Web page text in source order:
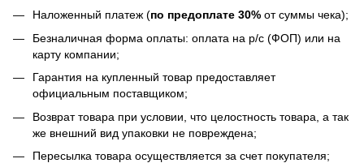
Наложенный платеж (по предоплате 30% от суммы чека);
Безналичная форма оплаты: оплата на р/с (ФОП) или на
карту компании;
Гарантия на купленный товар предоставляет
официальным поставщиком;
Возврат товара при условии, что целостность товара, а так
же внешний вид упаковки не повреждена;
Пересылка товара осуществляется за счет покупателя;